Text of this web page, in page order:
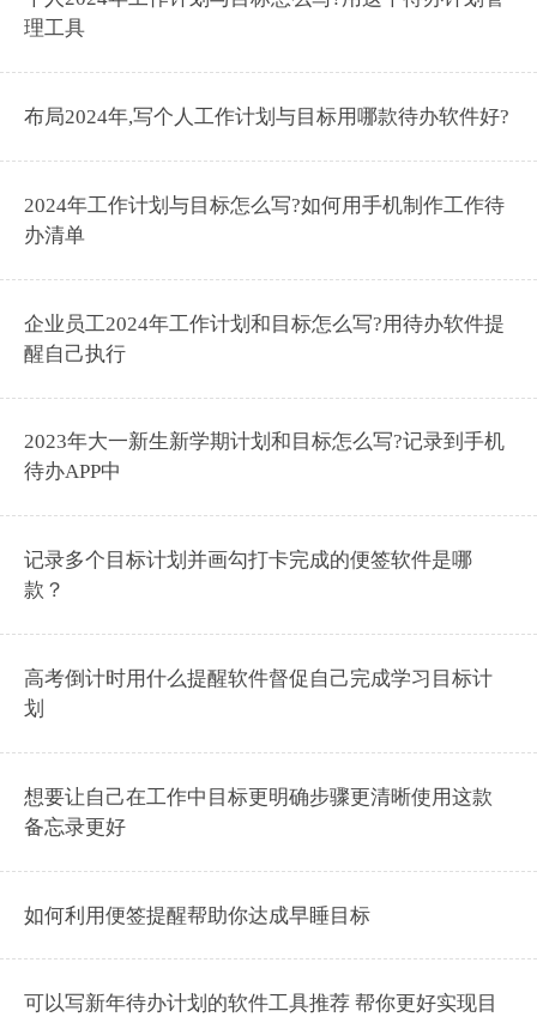
理工具
布局2024年,写个人工作计划与目标用哪款待办软件好?
2024年工作计划与目标怎么写?如何用手机制作工作待
办清单
企业员工2024年工作计划和目标怎么写?用待办软件提
醒自己执行
2023年大一新生新学期计划和目标怎么写?记录到手机
待办APP中
记录多个目标计划并画勾打卡完成的便签软件是哪
款？
高考倒计时用什么提醒软件督促自己完成学习目标计
划
想要让自己在工作中目标更明确步骤更清晰使用这款
备忘录更好
如何利用便签提醒帮助你达成早睡目标
可以写新年待办计划的软件工具推荐 帮你更好实现目